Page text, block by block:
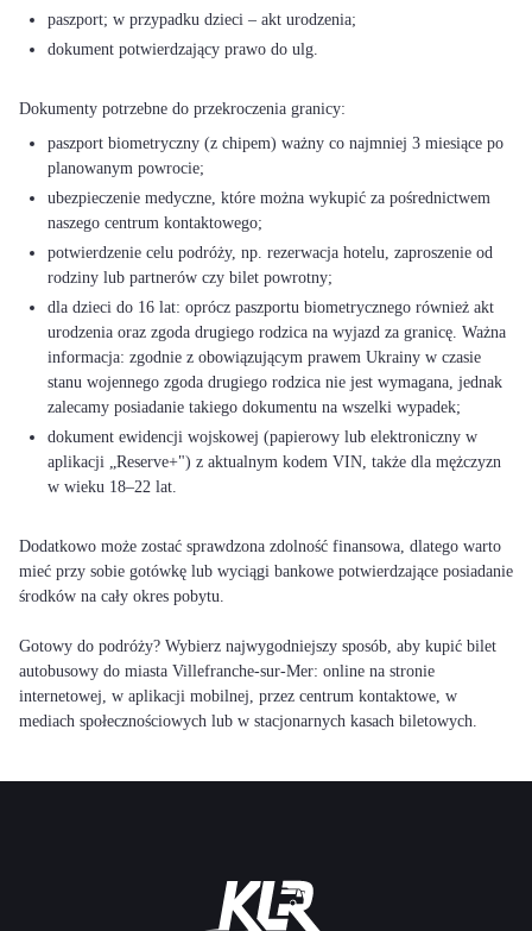
paszport; w przypadku dzieci – akt urodzenia;
dokument potwierdzający prawo do ulg.
paszport biometryczny (z chipem) ważny co najmniej 3 miesiące po
planowanym powrocie;
ubezpieczenie medyczne, które można wykupić za pośrednictwem
naszego centrum kontaktowego;
potwierdzenie celu podróży, np. rezerwacja hotelu, zaproszenie od
rodziny lub partnerów czy bilet powrotny;
dla dzieci do 16 lat: oprócz paszportu biometrycznego również akt
urodzenia oraz zgoda drugiego rodzica na wyjazd za granicę. Ważna
informacja: zgodnie z obowiązującym prawem Ukrainy w czasie
stanu wojennego zgoda drugiego rodzica nie jest wymagana, jednak
zalecamy posiadanie takiego dokumentu na wszelki wypadek;
dokument ewidencji wojskowej (papierowy lub elektroniczny w
aplikacji „Reserve+") z aktualnym kodem VIN, także dla mężczyzn
w wieku 18–22 lat.
Dodatkowo może zostać sprawdzona zdolność finansowa, dlatego warto
mieć przy sobie gotówkę lub wyciągi bankowe potwierdzające posiadanie
środków na cały okres pobytu.
Gotowy do podróży? Wybierz najwygodniejszy sposób, aby kupić bilet
autobusowy do miasta Villefranche-sur-Mer: online na stronie
internetowej, w aplikacji mobilnej, przez centrum kontaktowe, w
mediach społecznościowych lub w stacjonarnych kasach biletowych.